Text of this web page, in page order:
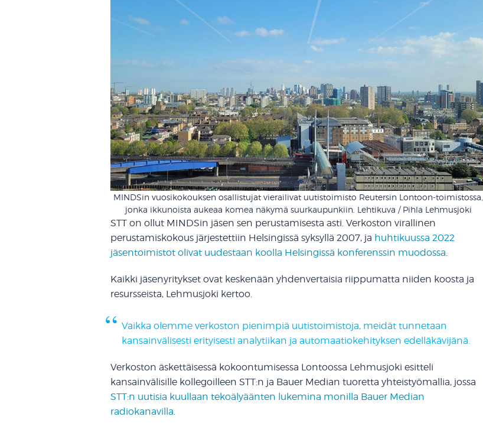
MINDSin vuosikokouksen osallistujat vierailivat uutistoimisto Reutersin Lontoon-toimistossa,
jonka ikkunoista aukeaa komea näkymä suurkaupunkiin. Lehtikuva / Pihla Lehmusjoki
STT on ollut MINDSin jäsen sen perustamisesta asti. Verkoston virallinen
perustamiskokous järjestettiin Helsingissä syksyllä 2007, ja huhtikuussa 2022
jäsentoimistot olivat uudestaan koolla Helsingissä konferenssin muodossa.
Kaikki jäsenyritykset ovat keskenään yhdenvertaisia riippumatta niiden koosta ja
resursseista, Lehmusjoki kertoo.
Vaikka olemme verkoston pienimpiä uutistoimistoja, meidät tunnetaan
kansainvälisesti erityisesti analytiikan ja automaatiokehityksen edelläkävijänä.
Verkoston äskettäisessä kokoontumisessa Lontoossa Lehmusjoki esitteli
kansainvälisille kollegoilleen STT:n ja Bauer Median tuoretta yhteistyömallia, jossa
STT:n uutisia kuullaan tekoälyäänten lukemina monilla Bauer Median
radiokanavilla.